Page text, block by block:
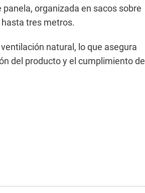
organizada en sacos sobre
tres metros.
natural, lo que asegura
del producto y el cumplimiento de